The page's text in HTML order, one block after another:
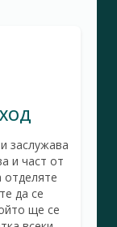
заслужава
и част от
отделяте
да се
ще се